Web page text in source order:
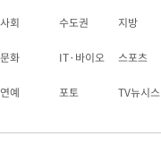
사회 수도권 지방
문화 IT·바이오 스포츠
연예 포토 TV뉴시스